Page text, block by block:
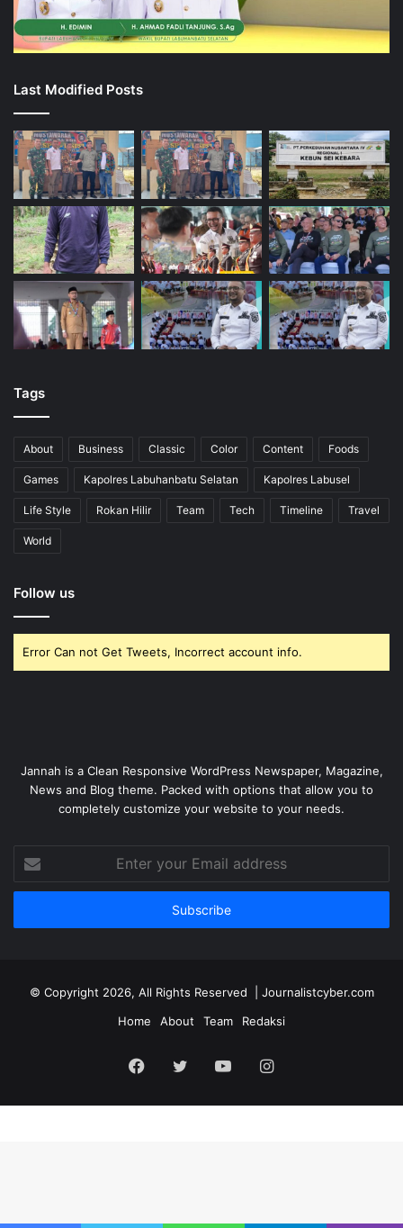
Last Modified Posts
Tags
About Business Classic Color Content Foods
Games Kapolres Labuhanbatu Selatan Kapolres Labusel
Life Style Rokan Hilir Team Tech Timeline Travel
World
Follow us
Error Can not Get Tweets, Incorrect account info.
Jannah is a Clean Responsive WordPress Newspaper, Magazine,
News and Blog theme. Packed with options that allow you to
completely customize your website to your needs.
your
Email
© Copyright 2026, All Rights Reserved | Journalistcyber.com
Home
About Team Redaksi
Facebook
TwitterYouTubeInstagram